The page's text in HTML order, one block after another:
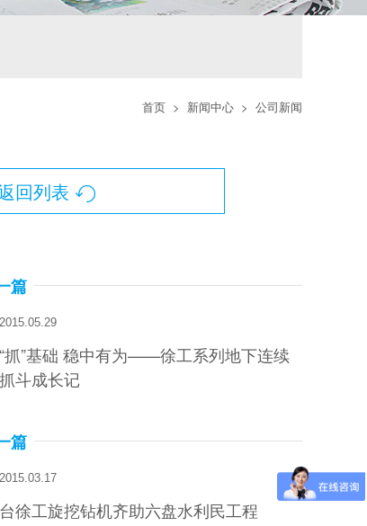
首页 > 新闻中心 > 公司新闻
回列表 
篇
2015.05.29
抓”基础 稳中有为——徐工系列地下连续
斗成长记
篇
2015.03.17
徐工旋挖钻机齐助六盘水利民工程